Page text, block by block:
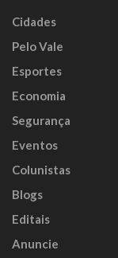
Cidades
Pelo Vale
Esportes
Economia
Segurança
Eventos
Colunistas
Blogs
Editais
Anuncie